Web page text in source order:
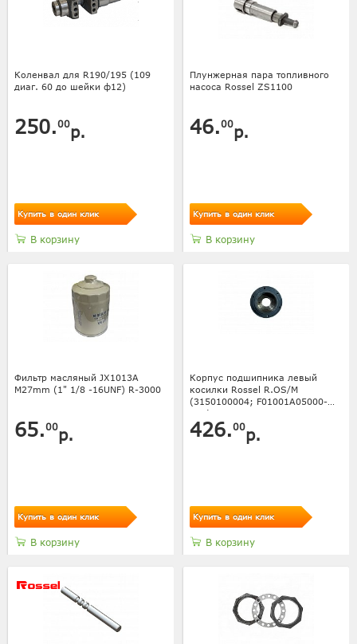
Коленвал для R190/195 (109
диаг. 60 до шейки ф12)
250.00р.
Купить в один клик
В корзину
Плунжерная пара топливного
насоса Rossel ZS1100
46.00р.
Купить в один клик
В корзину
Фильтр масляный JX1013A
M27mm (1" 1/8 -16UNF) R-3000
65.00р.
Купить в один клик
В корзину
Корпус подшипника левый
косилки Rossel R.OS/M
(3150100004; F01001A05000-
001)
426.00р.
Купить в один клик
В корзину